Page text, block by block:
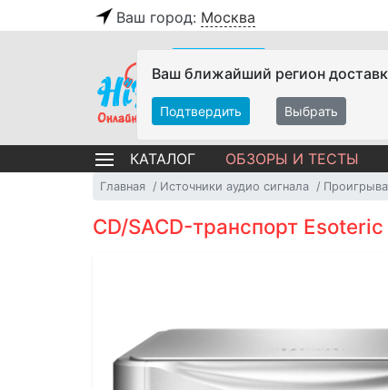
Ваш город: Москва
Ваш ближайший регион
Подтвердить Выбрать
КАТАЛОГ ОБЗОРЫ И ТЕСТЫ
Главная Источники аудио сигнала
CD/SACD-транспорт